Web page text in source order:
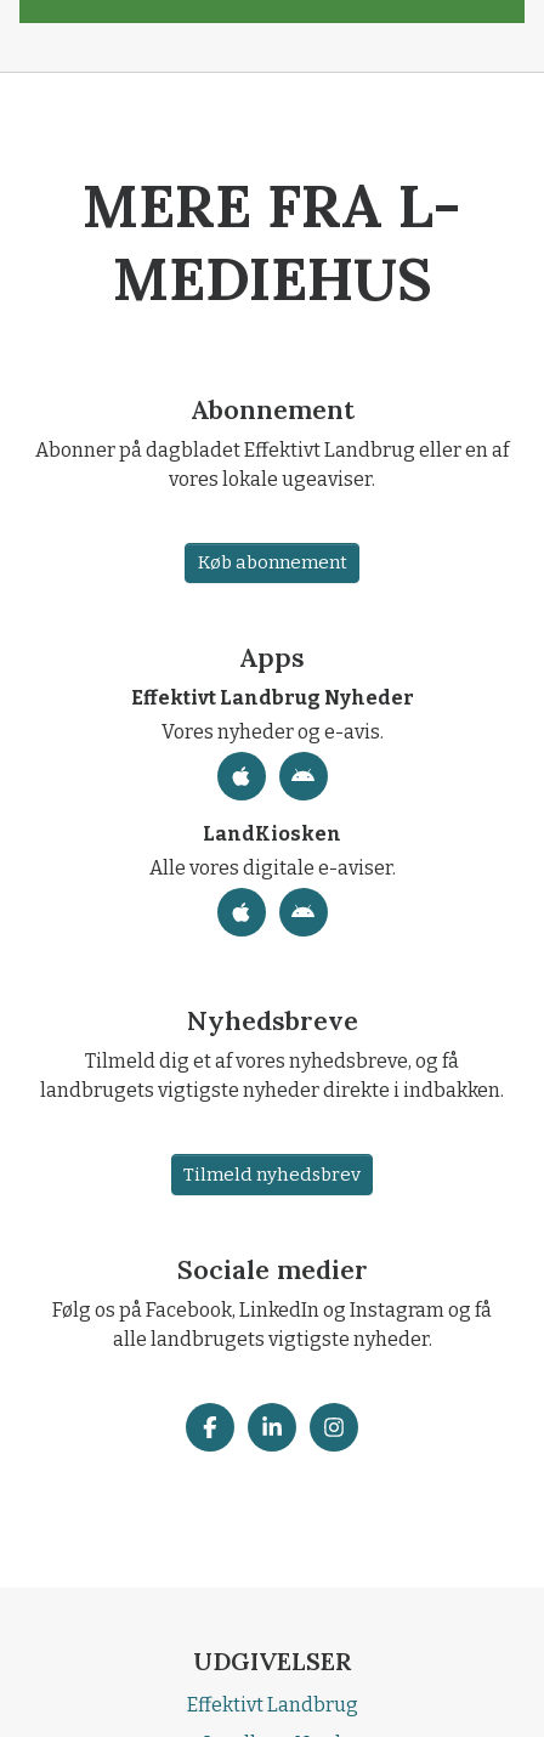
MERE FRA L-
MEDIEHUS
Abonnement
Abonner på dagbladet Effektivt Landbrug eller en af
vores lokale ugeaviser.
Køb abonnement
Apps
Effektivt Landbrug Nyheder
Vores nyheder og e-avis.
LandKiosken
Alle vores digitale e-aviser.
Nyhedsbreve
Tilmeld dig et af vores nyhedsbreve, og få
landbrugets vigtigste nyheder direkte i indbakken.
Tilmeld nyhedsbrev
Sociale medier
Følg os på Facebook, LinkedIn og Instagram og få
alle landbrugets vigtigste nyheder.
UDGIVELSER
Effektivt Landbrug